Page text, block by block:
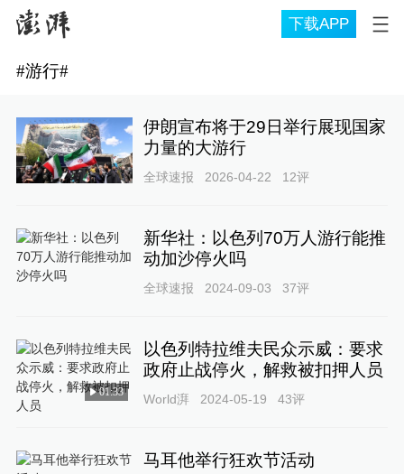
下载APP
#游行#
伊朗宣布将于29日举行展现国家
力量的大游行
全球速报 2026-04-22 12评
新华社：以色列70万人游行能推
动加沙停火吗
全球速报 2024-09-03 37评
01:33
以色列特拉维夫民众示威：要求
政府止战停火，解救被扣押人员
World湃 2024-05-19 43评
马耳他举行狂欢节活动